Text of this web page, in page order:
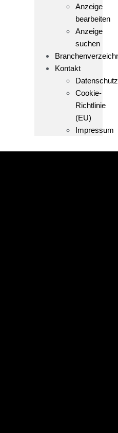
Anzeige
bearbeiten
Anzeige
suchen
Kontakt
Cookie-
Richtlinie
(EU)
Impressum